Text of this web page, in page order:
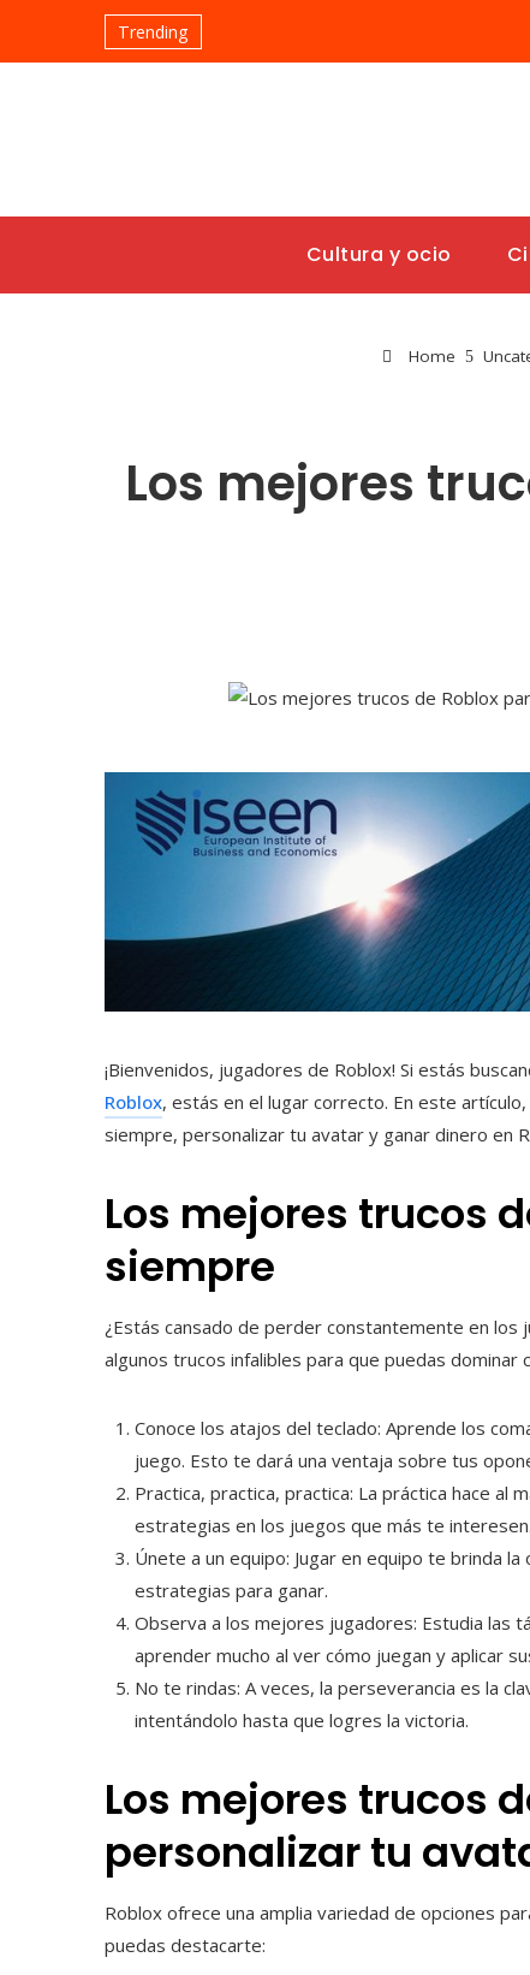
Trending
Cultura y ocio
Home
Los mejores
¡Bienvenidos, jugadores de Roblox! Si estás
Roblox, estás en el lugar correcto. En este
siempre, personalizar tu avatar y ganar dinero en
Los mejores trucos
siempre
¿Estás cansado de perder constantemente en los
algunos trucos infalibles para que puedas dominar
Conoce los atajos del teclado: Aprende los
juego. Esto te dará una ventaja sobre tus
Practica, practica, practica: La práctica hace al
estrategias en los juegos que más te interesen.
Únete a un equipo: Jugar en equipo te brinda
estrategias para ganar.
Observa a los mejores jugadores: Estudia las
aprender mucho al ver cómo juegan y aplicar
No te rindas: A veces, la perseverancia es la
intentándolo hasta que logres la victoria.
Los mejores trucos
personalizar tu
Roblox ofrece una amplia variedad de opciones
puedas destacarte: